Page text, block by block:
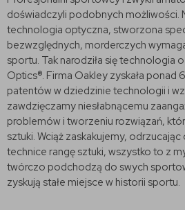
doświadczyli podobnych możliwości.
technologia optyczna, stworzona
bezwzględnych, morderczych
sportu. Tak narodziła się technologia
Optics®. Firma Oakley zyskała ponad
patentów w dziedzinie technologii i
zawdzięczamy niesłabnącemu
problemów i tworzeniu rozwiązań,
sztuki. Wciąż zaskakujemy,
technice rangę sztuki, wszystko to z
twórczo podchodzą do swych
zyskują stałe miejsce w historii sportu.